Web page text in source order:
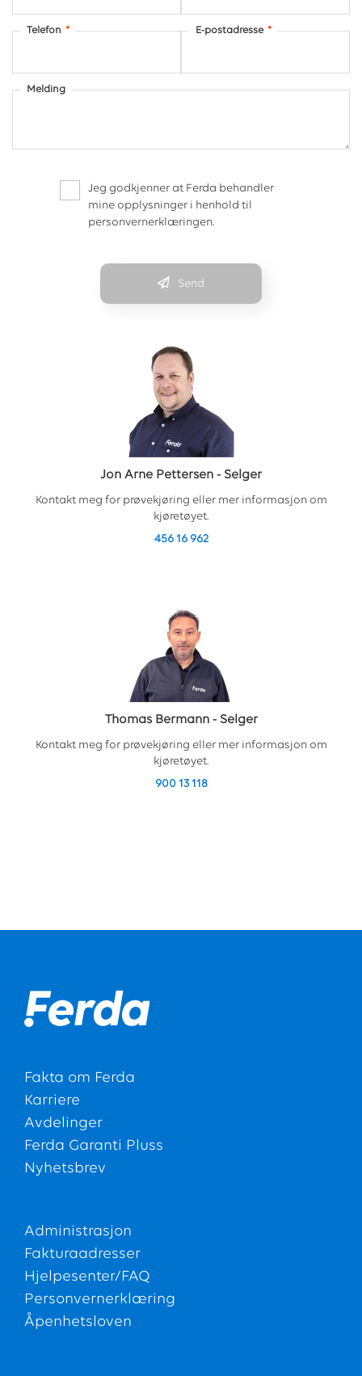
Telefon * E-postadresse *
Melding
Jeg godkjenner at Ferda behandler
mine opplysninger i henhold til
personvernerklæringen.
Send
Jon Arne Pettersen - Selger
Kontakt meg for prøvekjøring eller mer informasjon om
kjøretøyet.
456 16 962
Thomas Bermann- Selger
Kontakt meg for prøvekjøring eller mer informasjon om
kjøretøyet.
900 13 118
Fakta om Ferda
Karriere
Avdelinger
Ferda Garanti Pluss
Nyhetsbrev
Administrasjon
Fakturaadresser
Hjelpesenter/FAQ
Personvernerklæring
Åpenhetsloven